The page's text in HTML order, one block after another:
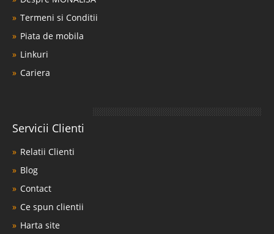
Termeni si Conditii
Piata de mobila
Linkuri
Cariera
Servicii Clienti
Relatii Clienti
Blog
Contact
Ce spun clientii
Harta site